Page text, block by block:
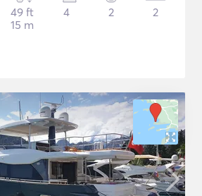
49 ft
15 m
4 2 2